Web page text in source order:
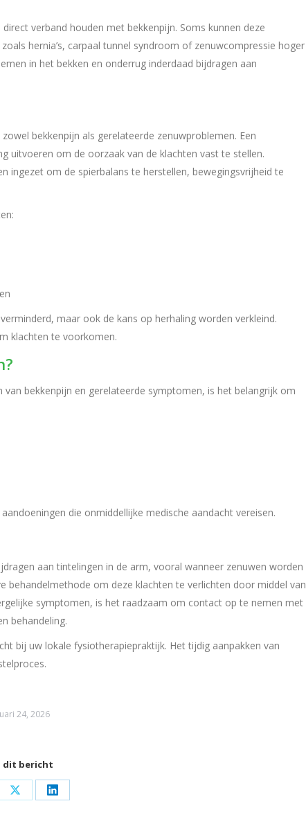
verband houden met bekkenpijn. Soms kunnen deze
hernia’s, carpaal tunnel syndroom of zenuwcompressie hoger
in het bekken en onderrug inderdaad bijdragen aan
bekkenpijn als gerelateerde zenuwproblemen. Een
uitvoeren om de oorzaak van de klachten vast te stellen.
ingezet om de spierbalans te herstellen, bewegingsvrijheid te
maar ook de kans op herhaling worden verkleind.
klachten te voorkomen.
bekkenpijn en gerelateerde symptomen, is het belangrijk om
die onmiddellijke medische aandacht vereisen.
aan tintelingen in de arm, vooral wanneer zenuwen worden
behandelmethode om deze klachten te verlichten door middel van
symptomen, is het raadzaam om contact op te nemen met
behandeling.
bij uw lokale fysiotherapiepraktijk. Het tijdig aanpakken van
24, 2026
dit bericht
Share Share